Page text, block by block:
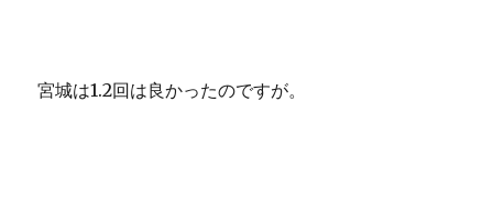
宮城は1.2回は良かったのですが。